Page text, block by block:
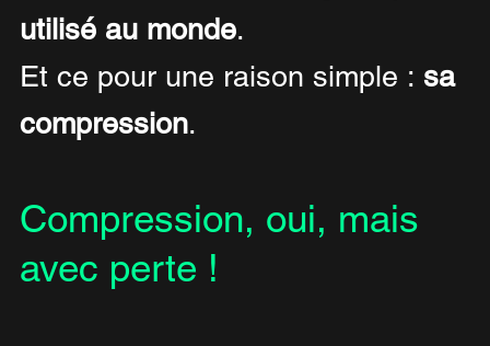
utilisé au monde.
Et ce pour une raison simple : sa
compression.
Compression, oui, mais
avec perte !